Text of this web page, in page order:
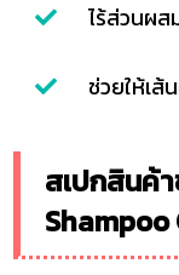
ไร้ส่วนผ
ช่วยให้เส้
สเปกสินค้
Shampoo